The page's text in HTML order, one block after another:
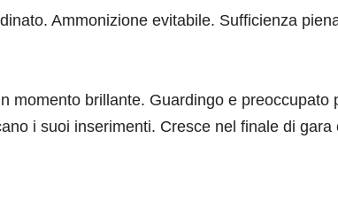
Ammonizione evitabile. Sufficienza
momento brillante. Guardingo e preoccupato
i suoi inserimenti. Cresce nel finale di